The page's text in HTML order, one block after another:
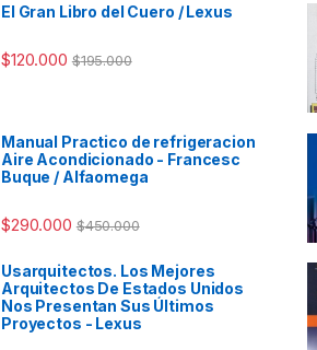
El Gran Libro del Cuero / Lexus
$120.000 $195.000
Manual Practico de refrigeracion
Aire Acondicionado - Francesc
Buque / Alfaomega
$290.000 $450.000
Usarquitectos. Los Mejores
Arquitectos De Estados Unidos
Nos Presentan Sus Últimos
Proyectos - Lexus